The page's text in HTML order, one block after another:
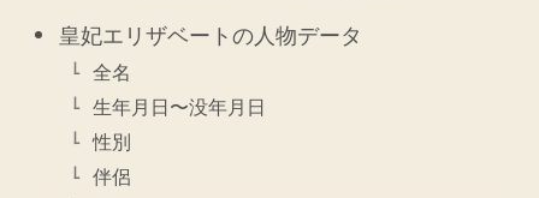
皇妃エリザベートの人物データ
全名
生年月日〜没年月日
性別
伴侶